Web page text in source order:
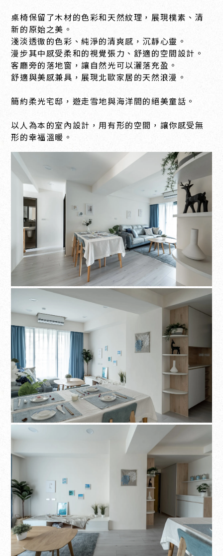
桌椅保留了木材的色彩和天然紋理，展現樸素、清
新的原始之美。
淺淡透徹的色彩、純淨的清爽感，沉靜心靈。
漫步其中感受柔和的視覺張力、舒適的空間設計。
客廳旁的落地窗，讓自然光可以灑落充盈。
舒適與美感兼具，展現北歐家居的天然浪漫。
簡約柔光宅邸，遊走雪地與海洋間的絕美童話。
以人為本的室內設計，用有形的空間，讓你感受無
形的幸福溫暖。